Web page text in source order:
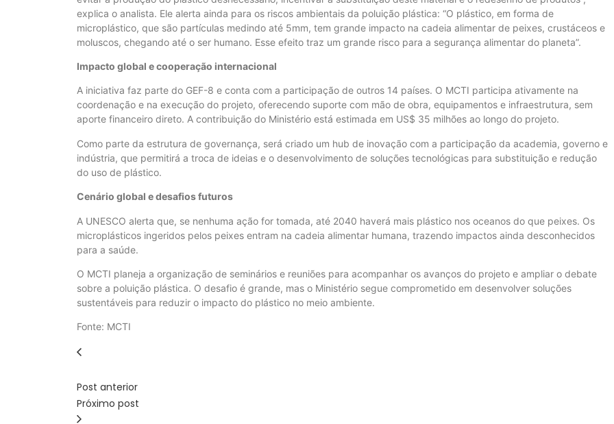
explica o analista. Ele alerta ainda para os riscos ambientais da poluição plástica: “O plástico, em forma de
microplástico, que são partículas medindo até 5mm, tem grande impacto na cadeia alimentar de peixes, crustáceos e
moluscos, chegando até o ser humano. Esse efeito traz um grande risco para a segurança alimentar do planeta”.
Impacto global e cooperação internacional
A iniciativa faz parte do GEF-8 e conta com a participação de outros 14 países. O MCTI participa ativamente na
coordenação e na execução do projeto, oferecendo suporte com mão de obra, equipamentos e infraestrutura, sem
aporte financeiro direto. A contribuição do Ministério está estimada em US$ 35 milhões ao longo do projeto.
Como parte da estrutura de governança, será criado um hub de inovação com a participação da academia, governo e
indústria, que permitirá a troca de ideias e o desenvolvimento de soluções tecnológicas para substituição e redução
do uso de plástico.
Cenário global e desafios futuros
A UNESCO alerta que, se nenhuma ação for tomada, até 2040 haverá mais plástico nos oceanos do que peixes. Os
microplásticos ingeridos pelos peixes entram na cadeia alimentar humana, trazendo impactos ainda desconhecidos
para a saúde.
O MCTI planeja a organização de seminários e reuniões para acompanhar os avanços do projeto e ampliar o debate
sobre a poluição plástica. O desafio é grande, mas o Ministério segue comprometido em desenvolver soluções
sustentáveis para reduzir o impacto do plástico no meio ambiente.
Fonte: MCTI
Post anterior
Próximo post